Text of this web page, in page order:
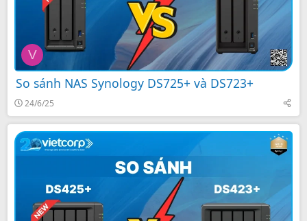
V
So sánh NAS Synology DS725+ và DS723+
24/6/25